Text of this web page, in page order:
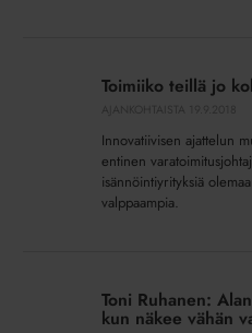
Toimiiko teillä jo
Innovatiivisen ajattelun
entinen
isännöintiyrityksiä
valppaampia.
Toni Ruhanen:
kun näkee vähän